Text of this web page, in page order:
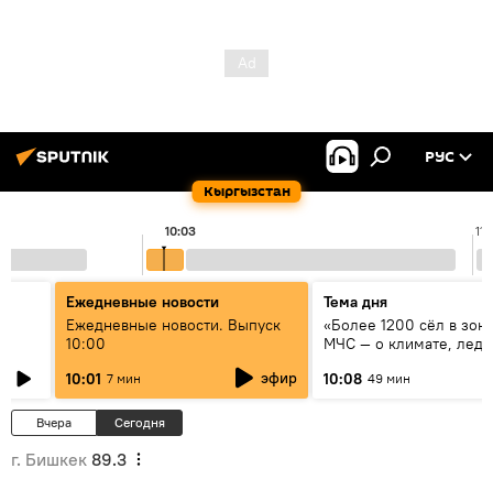
Кыргызстан
РУС
10:03
Ежедневные новости
Ежедневные новости. Выпуск
10:00
10:01 7 мин эфир
Тема дня
«Более 1200 сёл в
МЧС — о климате,
населения
10:08 49 мин
Вчера Сегодня
г. Бишкек 89.3